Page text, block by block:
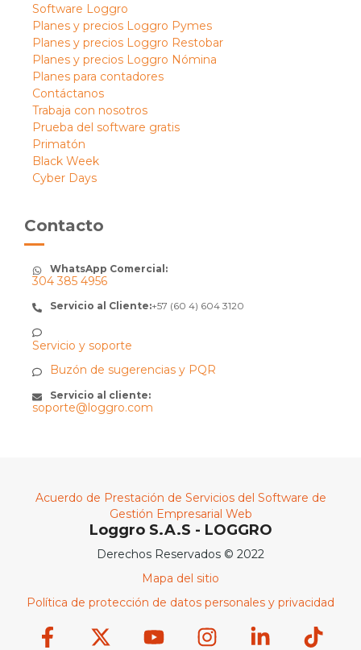
Software Loggro
Planes y precios Loggro Pymes
Planes y precios Loggro Restobar
Planes y precios Loggro Nómina
Planes para contadores
Contáctanos
Trabaja con nosotros
Prueba del software gratis
Primatón
Black Week
Cyber Days
Contacto
WhatsApp Comercial:
304 385 4956
Servicio al Cliente:+57 (60 4) 604 3120
Servicio y soporte
Buzón de sugerencias y PQR
Servicio al cliente:
soporte@loggro.com
Acuerdo de Prestación de Servicios del Software de
Gestión Empresarial Web
Loggro S.A.S - LOGGRO
Derechos Reservados © 2022
Mapa del sitio
Política de protección de datos personales y privacidad